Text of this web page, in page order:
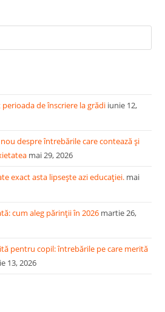
de înscriere la grădi iunie 12,
despre întrebările care contează și
mai 29, 2026
exact asta lipsește azi educației. mai
cum aleg părinții în 2026 martie 26,
pentru copil: întrebările pe care merită
13, 2026